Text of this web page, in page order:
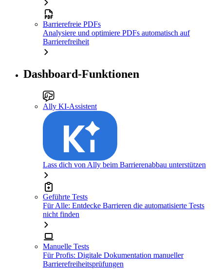
Barrierefreie PDFs
Analysiere und optimiere PDFs automatisch auf
Barrierefreiheit
Dashboard-Funktionen
Ally KI-Assistent
Lass dich von Ally beim Barrierenabbau unterstützen
Geführte Tests
Für Alle: Entdecke Barrieren die automatisierte Tests
nicht finden
Manuelle Tests
Für Profis: Digitale Dokumentation manueller
Barrierefreiheitsprüfungen